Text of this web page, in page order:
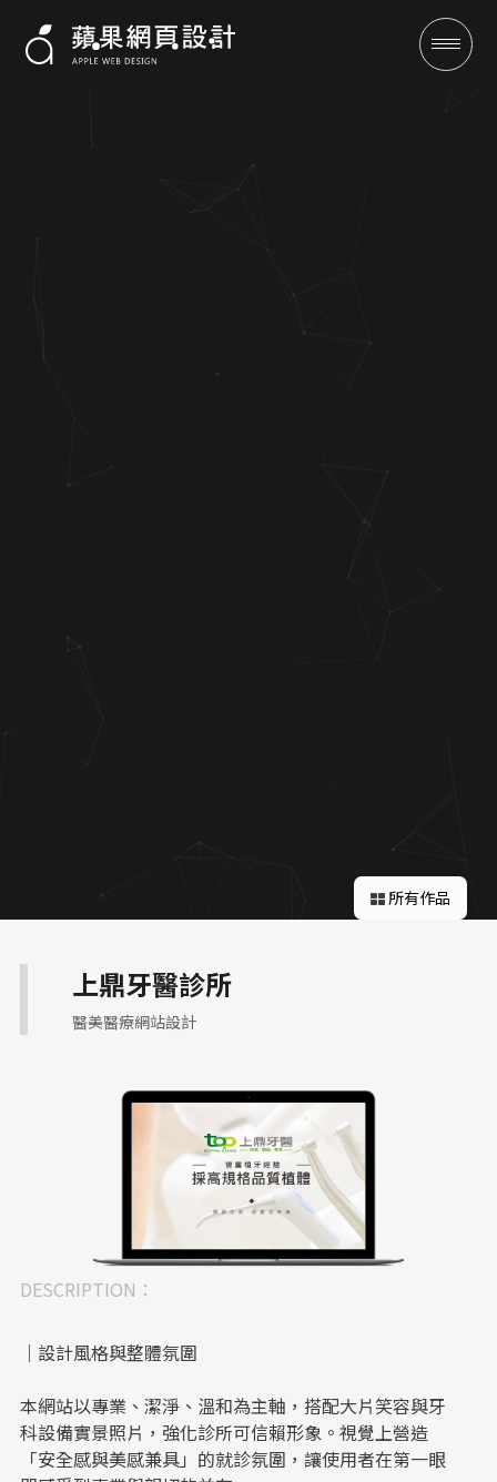
上鼎牙醫診所-蘋果網頁設計-客
製化設計-SEO優化保證有訂單
所有作品
上鼎牙醫診所
醫美醫療網站設計
DESCRIPTION：
｜設計風格與整體氛圍
本網站以專業、潔淨、溫和為主軸，搭配大片笑容與牙
科設備實景照片，強化診所可信賴形象。視覺上營造
「安全感與美感兼具」的就診氛圍，讓使用者在第一眼